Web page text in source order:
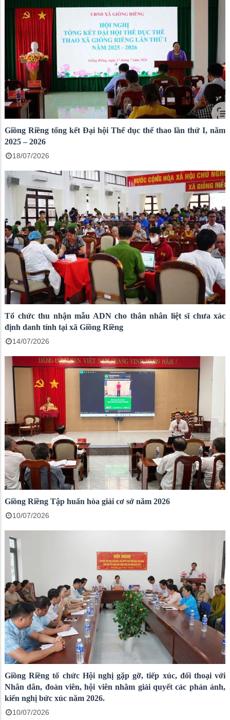
Giồng Riềng tổng kết Đại hội Thể dục thể thao lần thứ I, năm
2025 – 2026
18/07/2026
Tổ chức thu nhận mẫu ADN cho thân nhân liệt sĩ chưa xác
định danh tính tại xã Giồng Riềng
14/07/2026
Giồng Riềng Tập huấn hòa giải cơ sở năm 2026
10/07/2026
Giồng Riềng tổ chức Hội nghị gặp gỡ, tiếp xúc, đối thoại với
Nhân dân, đoàn viên, hội viên nhằm giải quyết các phản ánh,
kiến nghị bức xúc năm 2026.
10/07/2026